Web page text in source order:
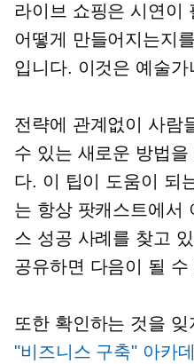
라이브 쇼핑은 시연이
어떻게 만들어지는지
입니다. 이것은 예술가
전략에 관계없이 사람
수 있는 새로운 방법을
다. 이 팁이 도움이 되
는 항상 팟캐스트에서
스 성공 사례를 찾고
공유하면 다음이 될 수
또한 확인하는 것을 잊
"비즈니스 구축" 아카데